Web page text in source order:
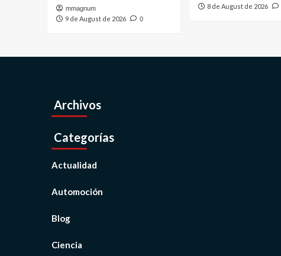
mmagnum
9 de August de 2026 0
8 de August de 2026
Archivos
Categorías
Actualidad
Automoción
Blog
Ciencia